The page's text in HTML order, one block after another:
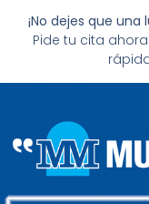
¡No dejes que
Pide tu cita